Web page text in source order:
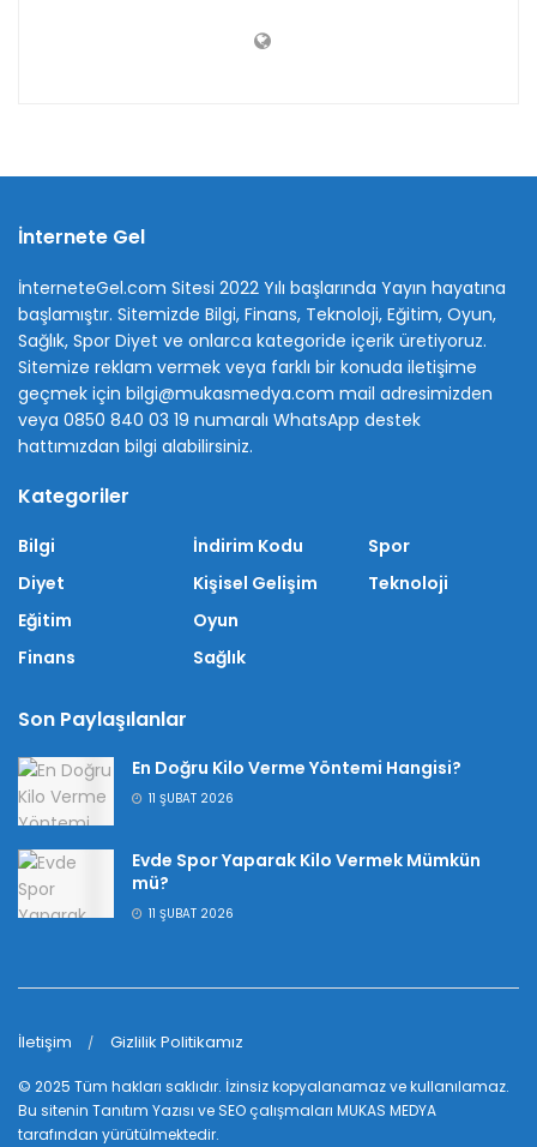
İnternete Gel
İnterneteGel.com Sitesi 2022 Yılı başlarında Yayın hayatına
başlamıştır. Sitemizde Bilgi, Finans, Teknoloji, Eğitim, Oyun,
Sağlık, Spor Diyet ve onlarca kategoride içerik üretiyoruz.
Sitemize reklam vermek veya farklı bir konuda iletişime
geçmek için bilgi@mukasmedya.com mail adresimizden
veya 0850 840 03 19 numaralı WhatsApp destek
hattımızdan bilgi alabilirsiniz.
Kategoriler
Bilgi
Diyet
Eğitim
Finans
İndirim Kodu
Kişisel Gelişim
Oyun
Sağlık
Spor
Teknoloji
Son Paylaşılanlar
En Doğru Kilo Verme Yöntemi Hangisi?
11 ŞUBAT 2026
Evde Spor Yaparak Kilo Vermek Mümkün
mü?
11 ŞUBAT 2026
İletişim Gizlilik Politikamız
© 2025 Tüm hakları saklıdır. İzinsiz kopyalanamaz ve kullanılamaz.
Bu sitenin Tanıtım Yazısı ve SEO çalışmaları MUKAS MEDYA
tarafından yürütülmektedir.